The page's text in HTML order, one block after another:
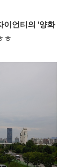
이언티의 '양화
ㅎ